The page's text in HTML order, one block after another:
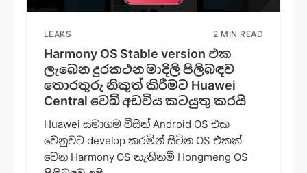
LEAKS 2 MIN READ
Harmony OS Stable version එක
ලැබෙන දුරකථන මාදිලි පිලිබඳව
තොරතුරු නිකුත් කිරීමට Huawei
Central වෙබ් අඩවිය කටයුතු කරයි
Huawei සමාගම විසින් Android OS එක
වෙනුවට develop කරමින් සිටින OS එකක්
වෙන Harmony OS නැතිනම් Hongmeng OS